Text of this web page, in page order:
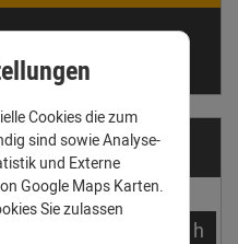
6060510
shop.de
Dachneigung
h
Cookies die zum
sind sowie Analyse-
und Externe
Google Maps Karten.
Sie zulassen